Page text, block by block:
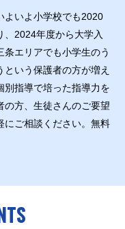
よいよ小学校でも2020
2024年度から大学入
エリアでも小学生のう
いう保護者の方が増え
別指導で培った指導力を
の方、生徒さんのご要望
にご相談ください。無料